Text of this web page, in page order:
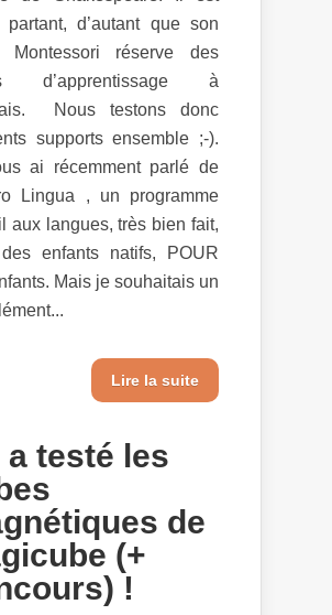
partant, d’autant que son
Montessori réserve des
d’apprentissage à
Nous testons donc
supports ensemble ;-).
ai récemment parlé de
Lingua , un programme
aux langues, très bien fait,
enfants natifs, POUR
Mais je souhaitais un
Lire la suite
a testé les
de
(+
!